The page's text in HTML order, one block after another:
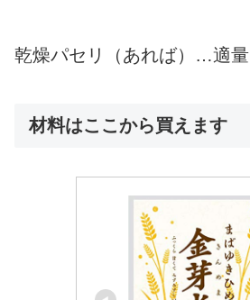
乾燥パセリ（あれば）…適量
材料はここから買えます